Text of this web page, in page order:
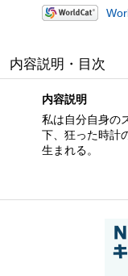
内容説明・目次
内容説明
私は自分自身の
下、狂った時計
生まれる。